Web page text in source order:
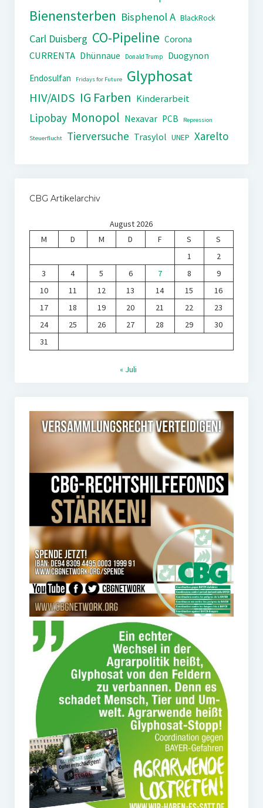
Bienensterben Bisphenol A BlackRock
Carl Duisberg CO-Pipeline Corona
CURRENTA Dhünnaue Donald Trump
Duogynon
Endosulfan
Fridays for Future Glyphosat
HIV/AIDS IG Farben Kinderarbeit
Lipobay Monopol Nexavar PCB Repression
Steuerflucht Tierversuche Trasylol UNEP Xarelto
CBG Artikelarchiv
August 2026
M
D M D F S
S
1
2
3
4 5 6 7 8
9
10
11 12 13 14 15
16
17
18 19 20 21 22
23
24
25 26 27 28 29
30
31
« Juli